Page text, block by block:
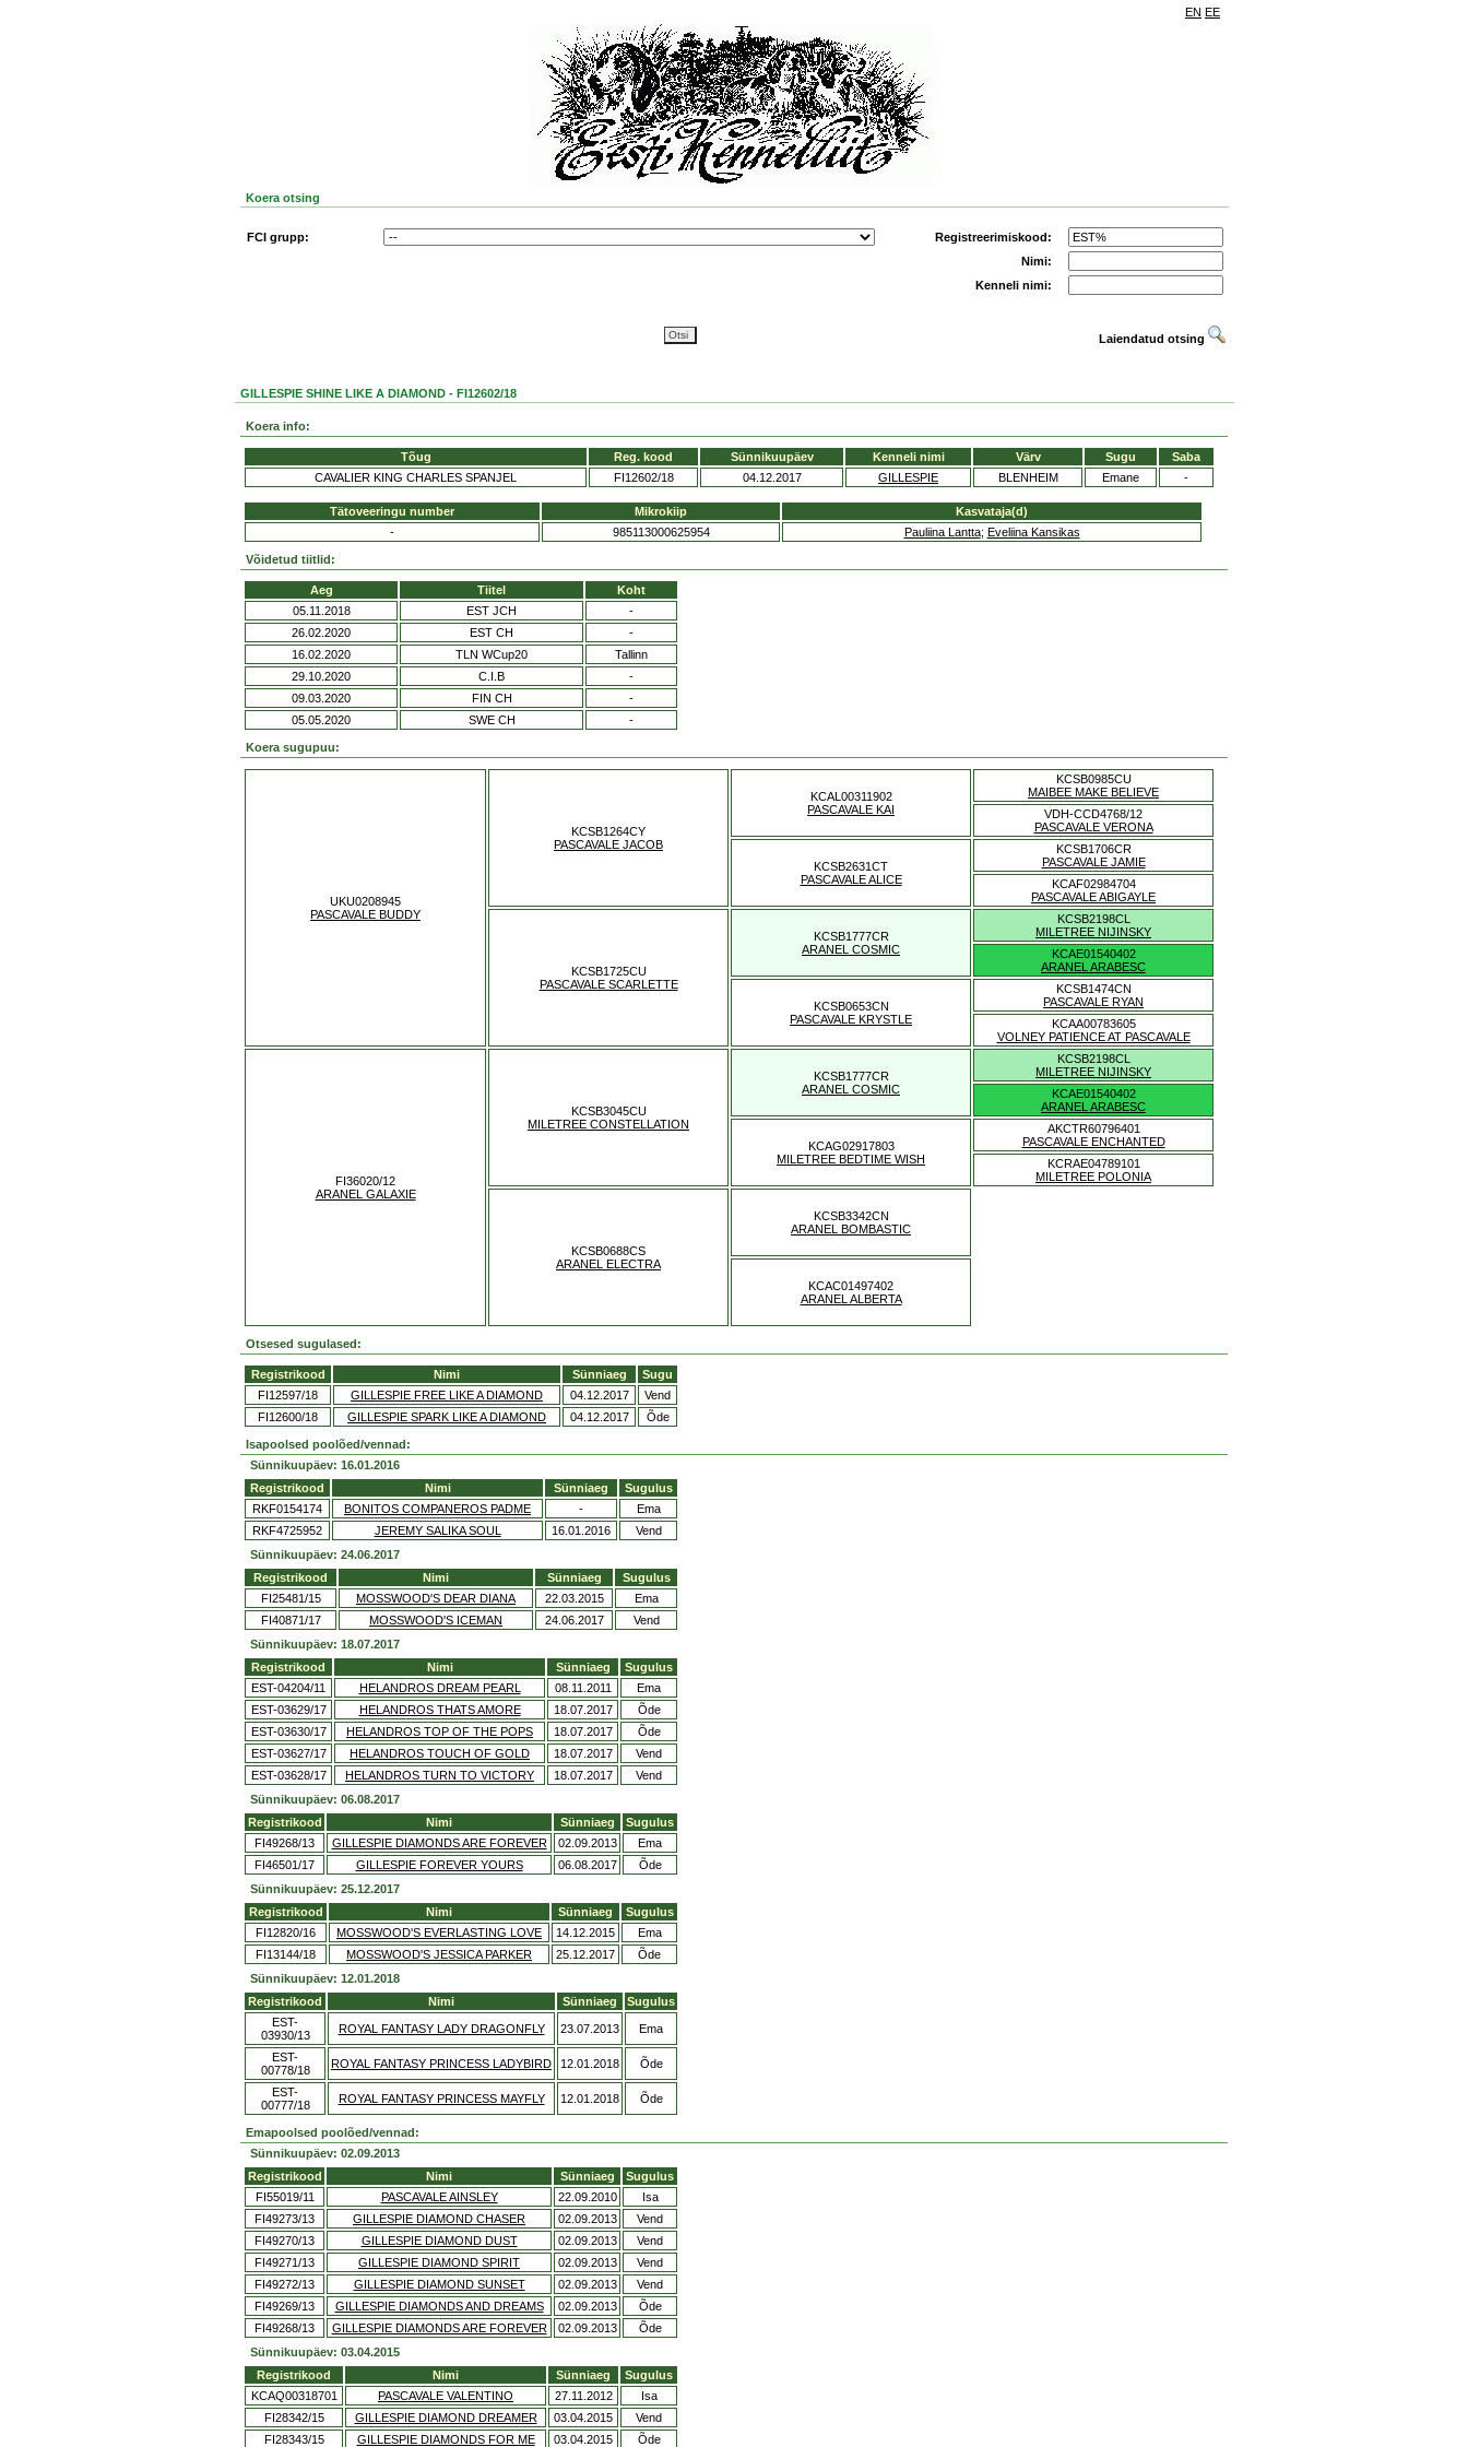
EN EE
Koera otsing
FCI grupp:
Registreerimiskood:
Nimi:
Kenneli nimi:
Laiendatud otsing
GILLESPIE SHINE LIKE A DIAMOND - FI12602/18
Koera info:
Tõug Reg. kood Sünnikuupäev Kenneli nimi Värv Sugu
Saba
CAVALIER KING CHARLES SPANJEL
FI12602/18 04.12.2017 GILLESPIE BLENHEIM Emane -
Tätoveeringu number Mikrokiip
Kasvataja(d)
-
985113000625954 Pauliina Lantta; Eveliina Kansikas
Võidetud tiitlid:
Aeg Tiitel
Koht
05.11.2018
EST JCH
-
26.02.2020
EST CH
-
16.02.2020
TLN WCup20
Tallinn
29.10.2020
C.I.B
-
09.03.2020
FIN CH
-
05.05.2020
SWE CH -
Koera sugupuu:
UKU0208945
PASCAVALE BUDDY
KCSB1264CY
PASCAVALE JACOB
KCAL00311902
PASCAVALE KAI
KCSB0985CU
MAIBEE MAKE BELIEVE
VDH-CCD4768/12
PASCAVALE VERONA
KCSB2631CT
PASCAVALE ALICE
KCSB1706CR
PASCAVALE JAMIE
KCAF02984704
PASCAVALE ABIGAYLE
KCSB1725CU
PASCAVALE SCARLETTE
KCSB1777CR
ARANEL COSMIC
KCSB2198CL
MILETREE NIJINSKY
KCAE01540402
ARANEL ARABESC
KCSB0653CN
PASCAVALE KRYSTLE
KCSB1474CN
PASCAVALE RYAN
KCAA00783605
VOLNEY PATIENCE AT PASCAVALE
FI36020/12
ARANEL GALAXIE
KCSB3045CU
MILETREE CONSTELLATION
KCSB1777CR
ARANEL COSMIC
KCSB2198CL
MILETREE NIJINSKY
KCAE01540402
ARANEL ARABESC
KCAG02917803
MILETREE BEDTIME WISH
AKCTR60796401
PASCAVALE ENCHANTED
KCRAE04789101
MILETREE POLONIA
KCSB0688CS
ARANEL ELECTRA
KCSB3342CN
ARANEL BOMBASTIC
KCAC01497402
ARANEL ALBERTA
Otsesed sugulased:
Registrikood Nimi Sünniaeg
Sugu
FI12597/18
GILLESPIE FREE LIKE A DIAMOND 04.12.2017
Vend
FI12600/18
GILLESPIE SPARK LIKE A DIAMOND 04.12.2017 Õde
Isapoolsed poolõed/vennad:
Sünnikuupäev: 16.01.2016
Registrikood
Nimi Sünniaeg
Sugulus
RKF0154174
BONITOS COMPANEROS PADME -
Ema
RKF4725952
JEREMY SALIKA SOUL 16.01.2016
Vend
Sünnikuupäev: 24.06.2017
Registrikood
Nimi Sünniaeg
Sugulus
FI25481/15
MOSSWOOD'S DEAR DIANA 22.03.2015
Ema
FI40871/17
MOSSWOOD'S ICEMAN 24.06.2017
Vend
Sünnikuupäev: 18.07.2017
Registrikood
Nimi Sünniaeg
Sugulus
EST-04204/11
HELANDROS DREAM PEARL 08.11.2011
Ema
EST-03629/17
HELANDROS THATS AMORE 18.07.2017
Õde
EST-03630/17
HELANDROS TOP OF THE POPS 18.07.2017
Õde
EST-03627/17
HELANDROS TOUCH OF GOLD 18.07.2017
Vend
EST-03628/17
HELANDROS TURN TO VICTORY 18.07.2017
Vend
Sünnikuupäev: 06.08.2017
Registrikood
Nimi Sünniaeg
Sugulus
FI49268/13
GILLESPIE DIAMONDS ARE FOREVER 02.09.2013
Ema
FI46501/17
GILLESPIE FOREVER YOURS 06.08.2017
Õde
Sünnikuupäev: 25.12.2017
Registrikood
Nimi Sünniaeg
Sugulus
FI12820/16
MOSSWOOD'S EVERLASTING LOVE 14.12.2015
Ema
FI13144/18
MOSSWOOD'S JESSICA PARKER 25.12.2017
Õde
Sünnikuupäev: 12.01.2018
Registrikood
Nimi Sünniaeg
Sugulus
EST-
03930/13
ROYAL FANTASY LADY DRAGONFLY 23.07.2013 Ema
EST-
00778/18
ROYAL FANTASY PRINCESS LADYBIRD 12.01.2018 Õde
EST-
00777/18
ROYAL FANTASY PRINCESS MAYFLY 12.01.2018 Õde
Emapoolsed poolõed/vennad:
Sünnikuupäev: 02.09.2013
Registrikood
Nimi Sünniaeg
Sugulus
FI55019/11
PASCAVALE AINSLEY 22.09.2010
Isa
FI49273/13
GILLESPIE DIAMOND CHASER 02.09.2013
Vend
FI49270/13
GILLESPIE DIAMOND DUST 02.09.2013
Vend
FI49271/13
GILLESPIE DIAMOND SPIRIT 02.09.2013
Vend
FI49272/13
GILLESPIE DIAMOND SUNSET 02.09.2013
Vend
FI49269/13
GILLESPIE DIAMONDS AND DREAMS 02.09.2013
Õde
FI49268/13
GILLESPIE DIAMONDS ARE FOREVER 02.09.2013
Õde
Sünnikuupäev: 03.04.2015
Registrikood
Nimi Sünniaeg
Sugulus
KCAQ00318701
PASCAVALE VALENTINO 27.11.2012
Isa
FI28342/15
GILLESPIE DIAMOND DREAMER 03.04.2015
Vend
FI28343/15
GILLESPIE DIAMONDS FOR ME 03.04.2015 Õde